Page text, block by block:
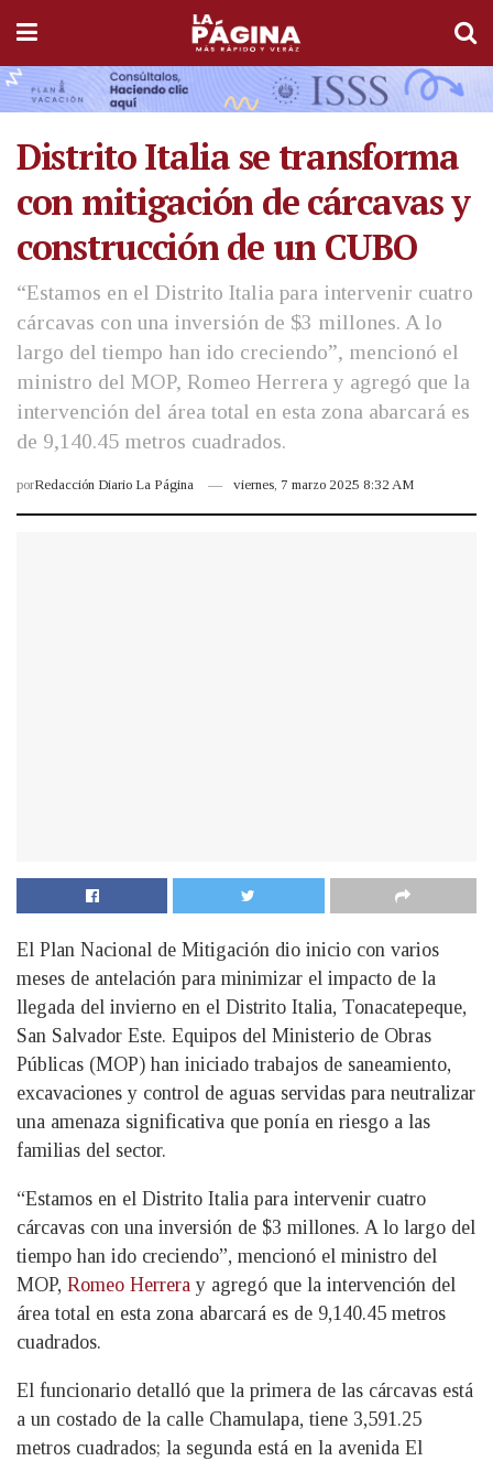
Distrito Italia se transforma
con mitigación de cárcavas y
construcción de un CUBO
“Estamos en el Distrito Italia para intervenir cuatro
cárcavas con una inversión de $3 millones. A lo
largo del tiempo han ido creciendo”, mencionó el
ministro del MOP, Romeo Herrera y agregó que la
intervención del área total en esta zona abarcará es
de 9,140.45 metros cuadrados.
porRedacción Diario La Página viernes, 7 marzo 2025 8:32 AM
El Plan Nacional de Mitigación dio inicio con varios
meses de antelación para minimizar el impacto de la
llegada del invierno en el Distrito Italia, Tonacatepeque,
San Salvador Este. Equipos del Ministerio de Obras
Públicas (MOP) han iniciado trabajos de saneamiento,
excavaciones y control de aguas servidas para neutralizar
una amenaza significativa que ponía en riesgo a las
familias del sector.
“Estamos en el Distrito Italia para intervenir cuatro
cárcavas con una inversión de $3 millones. A lo largo del
tiempo han ido creciendo”, mencionó el ministro del
MOP, Romeo Herrera y agregó que la intervención del
área total en esta zona abarcará es de 9,140.45 metros
cuadrados.
El funcionario detalló que la primera de las cárcavas está
a un costado de la calle Chamulapa, tiene 3,591.25
metros cuadrados; la segunda está en la avenida El